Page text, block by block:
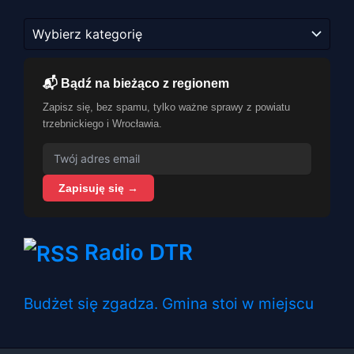
📬 Bądź na bieżąco z regionem
Zapisz się, bez spamu, tylko ważne sprawy z powiatu
trzebnickiego i Wrocławia.
Zapisuję się →
Radio DTR
Budżet się zgadza. Gmina stoi w miejscu